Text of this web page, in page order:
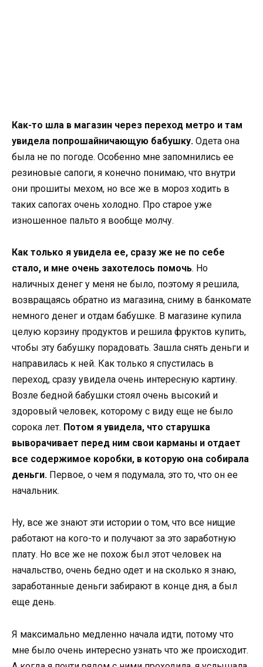
Как-то шла в магазин через переход метро и там
увидела попрошайничающую бабушку. Одета она
была не по погоде. Особенно мне запомнились ее
резиновые сапоги, я конечно понимаю, что внутри
они прошиты мехом, но все же в мороз ходить в
таких сапогах очень холодно. Про старое уже
изношенное пальто я вообще молчу.
Как только я увидела ее, сразу же не по себе
стало, и мне очень захотелось помочь. Но
наличных денег у меня не было, поэтому я решила,
возвращаясь обратно из магазина, сниму в банкомате
немного денег и отдам бабушке. В магазине купила
целую корзину продуктов и решила фруктов купить,
чтобы эту бабушку порадовать. Зашла снять деньги и
направилась к ней. Как только я спустилась в
переход, сразу увидела очень интересную картину.
Возле бедной бабушки стоял очень высокий и
здоровый человек, которому с виду еще не было
сорока лет. Потом я увидела, что старушка
выворачивает перед ним свои карманы и отдает
все содержимое коробки, в которую она собирала
деньги. Первое, о чем я подумала, это то, что он ее
начальник.
Ну, все же знают эти истории о том, что все нищие
работают на кого-то и получают за это заработную
плату. Но все же не похож был этот человек на
начальство, очень бедно одет и на сколько я знаю,
заработанные деньги забирают в конце дня, а был
еще день.
Я максимально медленно начала идти, потому что
мне было очень интересно узнать что же происходит.